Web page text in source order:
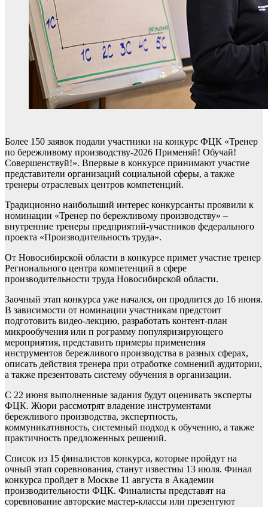
Более 150 заявок подали участники на конкурс ФЦК «Тренер
по бережливому производству-2026 Применяй! Обучай!
Совершенствуй!». Впервые в конкурсе принимают участие
представители организаций социальной сферы, а также
тренеры отраслевых центров компетенций.
Традиционно наибольший интерес конкурсанты проявили к
номинации «Тренер по бережливому производству» –
внутренние тренеры предприятий-участников федерального
проекта «Производительность труда».
От Новосибирской области в конкурсе примет участие тренер
Регионального центра компетенций в сфере
производительности труда Новосибирской области.
Заочный этап конкурса уже начался, он продлится до 16 июня.
В зависимости от номинации участникам предстоит
подготовить видео-лекцию, разработать контент-план
микрообучения или п рограмму популяризирующего
мероприятия, представить примеры применения
инструментов бережливого производства в разных сферах,
описать действия тренера при отработке сомнений аудитории,
а также презентовать систему обучения в организации.
С 22 июня выполненные задания будут оценивать эксперты
ФЦК. Жюри рассмотрят владение инструментами
бережливого производства, экспертность,
коммуникативность, системный подход к обучению, а также
практичность предложенных решений.
Список из 15 финалистов конкурса, которые пройдут на
очный этап соревнования, станут известны 13 июля. Финал
конкурса пройдет в Москве 11 августа в Академии
производительности ФЦК. Финалисты представят на
соревнование авторские мастер-классы или презентуют